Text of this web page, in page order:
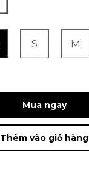
S M
Mua ngay
Thêm vào giỏ hàng